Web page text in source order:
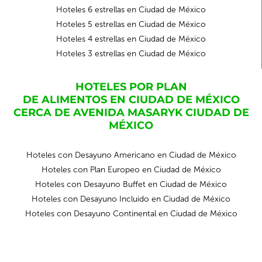
Hoteles 6 estrellas en Ciudad de México
Hoteles 5 estrellas en Ciudad de México
Hoteles 4 estrellas en Ciudad de México
Hoteles 3 estrellas en Ciudad de México
HOTELES POR PLAN
DE ALIMENTOS EN CIUDAD DE MÉXICO
CERCA DE AVENIDA MASARYK CIUDAD DE
MÉXICO
Hoteles con Desayuno Americano en Ciudad de México
Hoteles con Plan Europeo en Ciudad de México
Hoteles con Desayuno Buffet en Ciudad de México
Hoteles con Desayuno Incluido en Ciudad de México
Hoteles con Desayuno Continental en Ciudad de México